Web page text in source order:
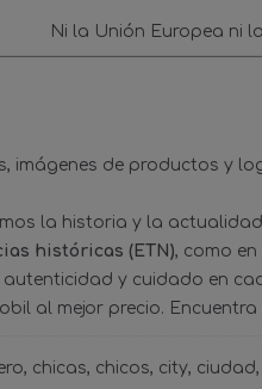
Ni la Unión Europea ni
imágenes de productos y
la historia y la
históricas (ETN), como
autenticidad y cuidado en
al mejor precio.
chicas chicos city ciudad